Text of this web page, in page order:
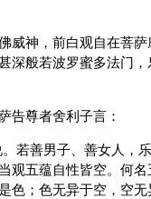
威神，前白观自在菩萨
深般若波罗蜜多法门，
告尊者舍利子言：
若善男子、善女人，
观五蕴自性皆空。何名
色；色无异于空，空无